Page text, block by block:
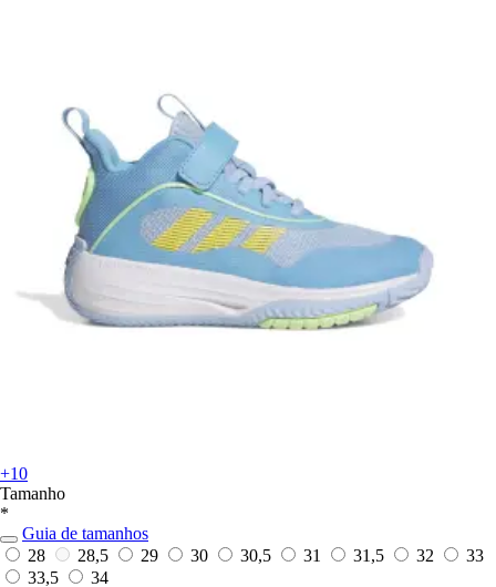
+10
Tamanho
*
Guia de tamanhos
28
28,5 29 30 30,5 31 31,5 32
33
33,5
34